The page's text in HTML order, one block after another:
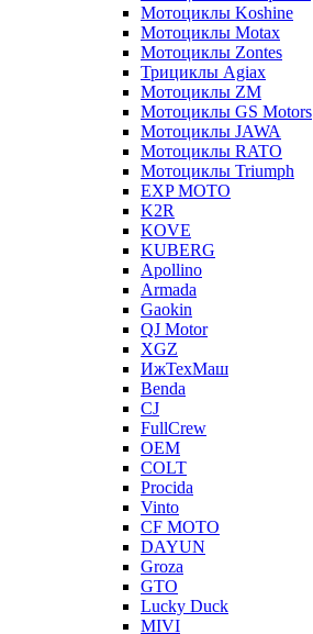
Мотоциклы Koshine
Мотоциклы Motax
Мотоциклы Zontes
Трициклы Agiax
Мотоциклы ZM
Мотоциклы GS Motors
Мотоциклы JAWA
Мотоциклы RATO
Мотоциклы Triumph
EXP MOTO
K2R
KOVE
KUBERG
Apollino
Armada
Gaokin
QJ Motor
XGZ
ИжТехМаш
Benda
CJ
FullCrew
OEM
COLT
Procida
Vinto
CF MOTO
DAYUN
Groza
GTO
Lucky Duck
MIVI